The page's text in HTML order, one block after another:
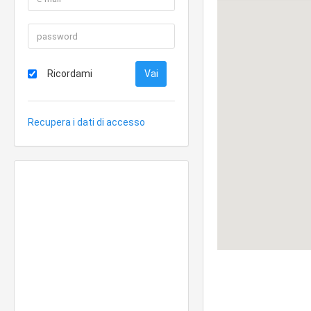
Ricordami
Recupera i dati di accesso